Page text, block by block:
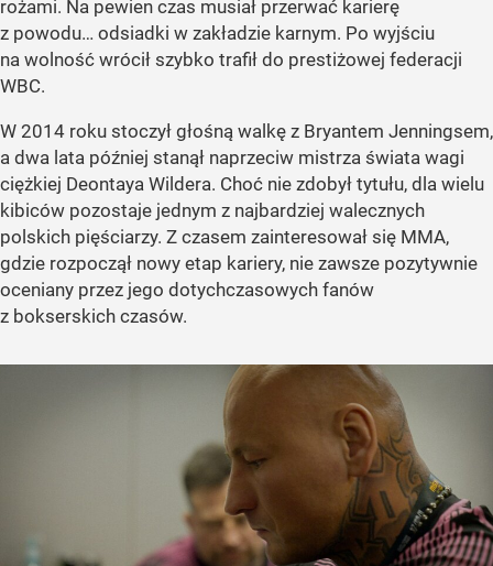
rożami. Na pewien czas musiał przerwać karierę
z powodu… odsiadki w zakładzie karnym. Po wyjściu
na wolność wrócił szybko trafił do prestiżowej federacji
WBC.
W 2014 roku stoczył głośną walkę z Bryantem Jenningsem,
a dwa lata później stanął naprzeciw mistrza świata wagi
ciężkiej Deontaya Wildera. Choć nie zdobył tytułu, dla wielu
kibiców pozostaje jednym z najbardziej walecznych
polskich pięściarzy. Z czasem zainteresował się MMA,
gdzie rozpoczął nowy etap kariery, nie zawsze pozytywnie
oceniany przez jego dotychczasowych fanów
z bokserskich czasów.